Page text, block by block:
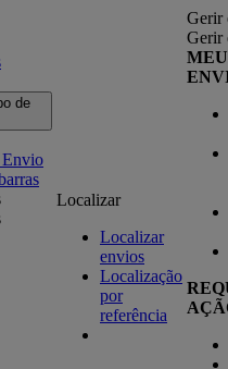
de
Envio
Localizar
Localizar
envios
Localização
por
referência
Gerir
Gerir